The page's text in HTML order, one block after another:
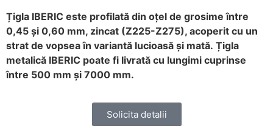
Țigla IBERIC este profilată din oțel de grosime între
0,45 și 0,60 mm, zincat (Z225-Z275), acoperit cu un
strat de vopsea în variantă lucioasă și mată. Țigla
metalică IBERIC poate fi livrată cu lungimi cuprinse
între 500 mm și 7000 mm.
Solicita detalii